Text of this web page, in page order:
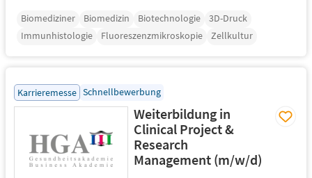
Biomediziner
Biomedizin Biotechnologie
3D-Druck
Immunhistologie
Fluoreszenzmikroskopie Zellkultur
Karrieremesse Schnellbewerbung
Weiterbildung in
Clinical Project &
Research
Management (m/w/d)